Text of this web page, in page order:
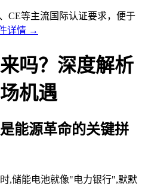
CE等主流国际认证要求，便于
详情 →
吗？深度解析
机遇
能源革命的关键拼
,储能电池就像"电力银行",默默